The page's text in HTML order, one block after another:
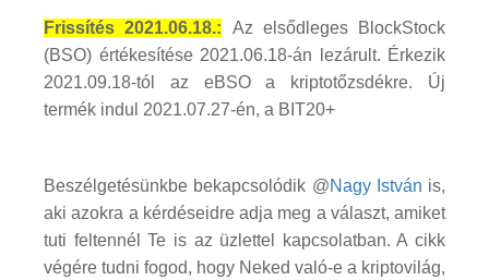
Frissítés 2021.06.18.:
Az elsődleges BlockStock
(BSO) értékesítése 2021.06.18-án lezárult. Érkezik
2021.09.18-tól az eBSO a kriptotőzsdékre. Új
termék indul 2021.07.27-én, a BIT20+
Beszélgetésünkbe bekapcsolódik @Nagy István is,
aki azokra a kérdéseidre adja meg a választ, amiket
tuti feltennél Te is az üzlettel kapcsolatban. A cikk
végére tudni fogod, hogy Neked való-e a kriptovilág,